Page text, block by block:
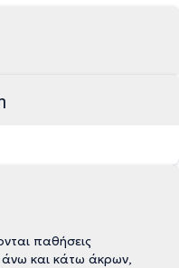
παθήσεις
άνω και κάτω άκρων,